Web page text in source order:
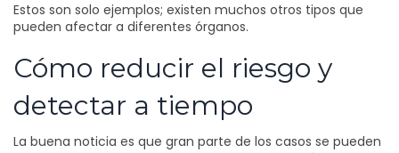
Estos son solo ejemplos; existen muchos otros tipos que
pueden afectar a diferentes órganos.
Cómo reducir el riesgo y
detectar a tiempo
La buena noticia es que gran parte de los casos se pueden